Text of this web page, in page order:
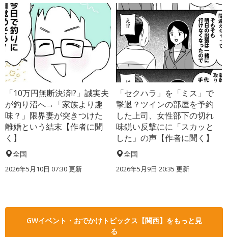
「10万円無断決済!?」誠実夫
が釣り沼へ→「家族より趣
味？」限界妻が突きつけた
離婚という結末【作者に聞
く】
全国
2026年5月10日 07:30 更新
「セクハラ」を「ミス」で
撃退？ツインの部屋を予約
した上司、女性部下の切れ
味鋭い反撃にに「スカッと
した」の声【作者に聞く】
全国
2026年5月9日 20:35 更新
GWイベント・おでかけトピックス【関西】をもっと見
る